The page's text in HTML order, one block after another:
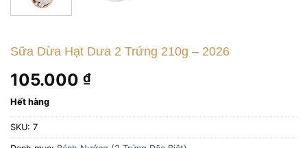
Sữa Dừa Hạt Dưa 2 Trứng 210g – 2026
105.000 ₫
Hết hàng
SKU: 7